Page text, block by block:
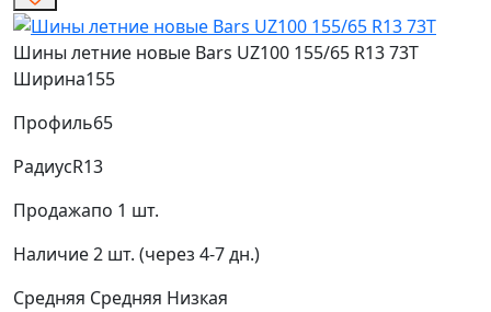
Шины летние новые Bars UZ100 155/65 R13 73T
Ширина155
Профиль65
РадиусR13
Продажапо 1 шт.
Наличие2 шт. (через 4-7 дн.)
Средняя Средняя Низкая